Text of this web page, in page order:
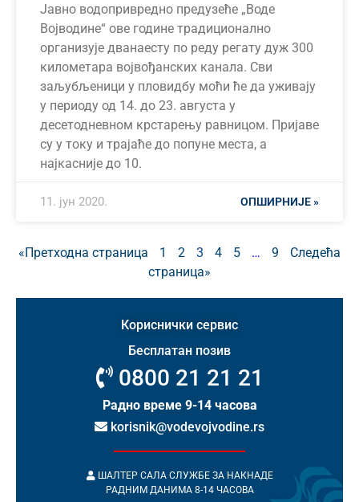
Јавно водопривредно предузеће „Воде
Војводине“ ове године традиционално
организује дванаесту по реду регату дуж 300
километара војвођанских канала. Сви
заљубљеници у пловидбу моћи ће да уживају
у периоду од 14. до 23. августа у
десетодневном крстарењу равницом. Пријаве
су у току и трајаће до попуне места, а
најкасније до 10.
ОПШИРНИЈЕ »
11. јун 2020.
«Претходна страница 1 2 3 4 5 … 9
Следећа
страница»
Кориснички сервис
Бесплатан позив
0800 21 21 21
Радно време 9-14 часова
korisnik@vodevojvodine.rs
ШАЛТЕР САЛА СЛУЖБЕ ЗА НАКНАДЕ
РАДНИМ ДАНИМА 8-14 ЧАСОВА